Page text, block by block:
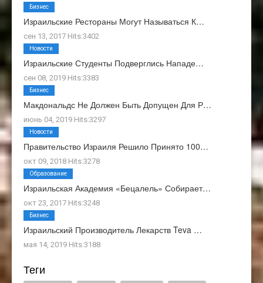
Израильские Рестораны Могут Называться К…
сен 13, 2017 Hits:3402
Бизнес
Израильские Студенты Подверглись Нападе…
сен 08, 2019 Hits:3383
Новости
Макдональдс Не Должен Быть Допущен Для Р…
июнь 04, 2019 Hits:3297
Бизнес
Правительство Израиля Решило Принято 100…
окт 09, 2018 Hits:3278
Новости
Израильская Академия «Бецалель» Собирает…
окт 23, 2017 Hits:3248
Образование
Израильский Производитель Лекарств Teva …
мая 14, 2019 Hits:3188
Бизнес
Теги